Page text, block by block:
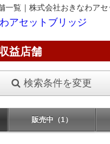
一覧｜株式会社おきなわア
益店舗
検索条件を変更
販売中（1）